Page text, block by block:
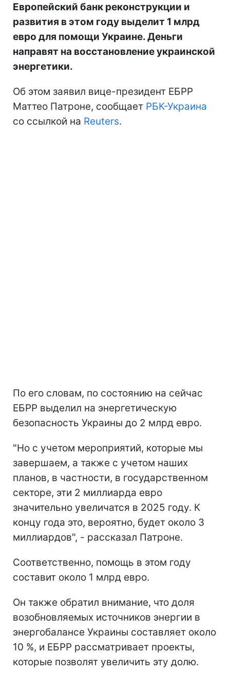
Европейский банк реконструкции и
развития в этом году выделит 1 млрд
евро для помощи Украине. Деньги
направят на восстановление украинской
энергетики.
Об этом заявил вице-президент ЕБРР
Маттео Патроне, сообщает РБК-Украина
со ссылкой на Reuters.
По его словам, по состоянию на сейчас
ЕБРР выделил на энергетическую
безопасность Украины до 2 млрд евро.
"Но с учетом мероприятий, которые мы
завершаем, а также с учетом наших
планов, в частности, в государственном
секторе, эти 2 миллиарда евро
значительно увеличатся в 2025 году. К
концу года это, вероятно, будет около 3
миллиардов", - рассказал Патроне.
Соответственно, помощь в этом году
составит около 1 млрд евро.
Он также обратил внимание, что доля
возобновляемых источников энергии в
энергобалансе Украины составляет около
10 %, и ЕБРР рассматривает проекты,
которые позволят увеличить эту долю.